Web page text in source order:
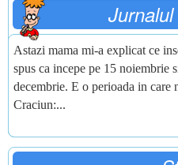
Astazi mama mi-a explicat ce
spus ca incepe pe 15 noiembrie
decembrie. E o perioada in care
Craciun:...